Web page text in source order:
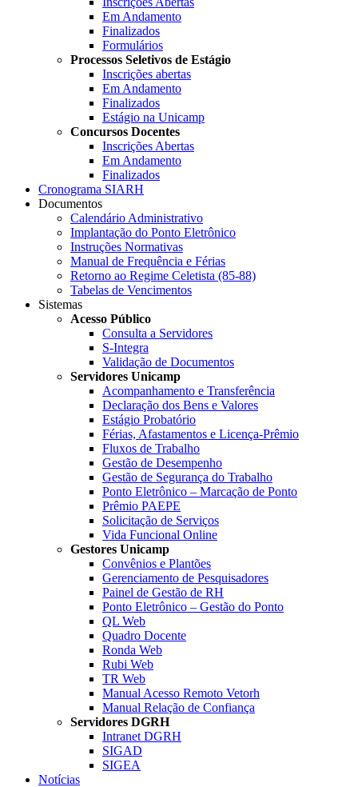
Em Andamento
Finalizados
Formulários
Processos Seletivos de Estágio
Inscrições abertas
Em Andamento
Finalizados
Estágio na Unicamp
Concursos Docentes
Inscrições Abertas
Em Andamento
Finalizados
Cronograma SIARH
Documentos
Calendário Administrativo
Implantação do Ponto Eletrônico
Instruções Normativas
Manual de Frequência e Férias
Retorno ao Regime Celetista (85-88)
Tabelas de Vencimentos
Sistemas
Acesso Público
Consulta a Servidores
S-Integra
Validação de Documentos
Servidores Unicamp
Acompanhamento e Transferência
Declaração dos Bens e Valores
Estágio Probatório
Férias, Afastamentos e Licença-Prêmio
Fluxos de Trabalho
Gestão de Desempenho
Gestão de Segurança do Trabalho
Ponto Eletrônico – Marcação de Ponto
Prêmio PAEPE
Solicitação de Serviços
Vida Funcional Online
Gestores Unicamp
Convênios e Plantões
Gerenciamento de Pesquisadores
Painel de Gestão de RH
Ponto Eletrônico – Gestão do Ponto
QL Web
Quadro Docente
Ronda Web
Rubi Web
TR Web
Manual Acesso Remoto Vetorh
Manual Relação de Confiança
Servidores DGRH
Intranet DGRH
SIGAD
SIGEA
Notícias